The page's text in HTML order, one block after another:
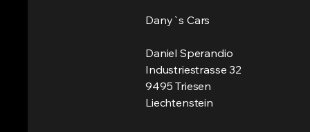
Dany`s Cars
Daniel Sperandio
Industriestrasse 32
9495 Triesen
Liechtenstein